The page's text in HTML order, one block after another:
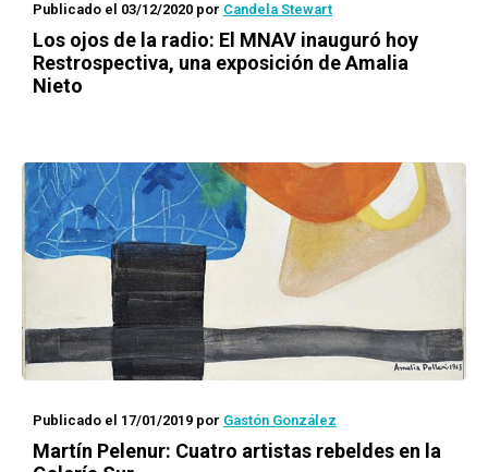
Publicado el 03/12/2020 por Candela Stewart
Los ojos de la radio: El MNAV inauguró hoy
Restrospectiva, una exposición de Amalia
Nieto
Publicado el 17/01/2019 por Gastón González
Martín Pelenur: Cuatro artistas rebeldes en la